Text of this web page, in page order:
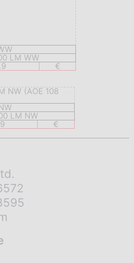
LM WW
€
LM NW
€